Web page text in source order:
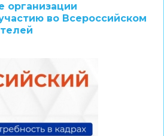
организации
во Всероссийском